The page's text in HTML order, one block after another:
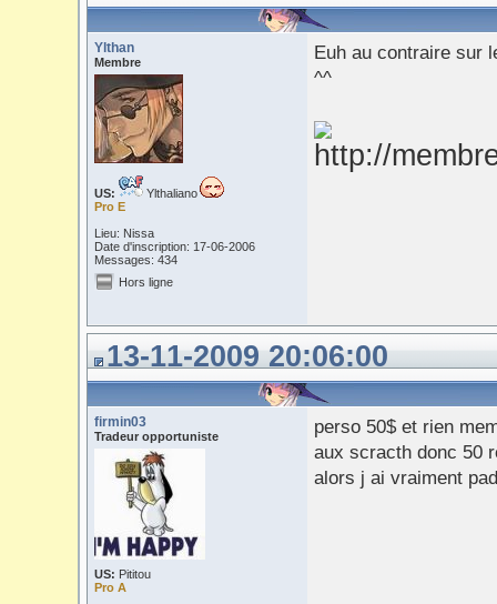
Ylthan
Membre
US:
Ylthaliano
Pro E
Lieu: Nissa
Date d'inscription: 17-06-2006
Messages: 434
Euh au contraire sur
^^
Hors ligne
13-11-2009 20:06:00
firmin03
Tradeur opportuniste
US: Pititou
Pro A
perso 50$ et rien
aux scracth donc 50
alors j ai vraiment